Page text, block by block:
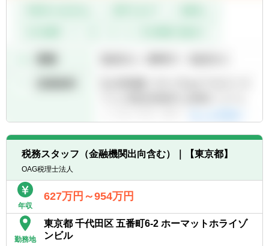
税務スタッフ（金融機関出向含む）｜【東京都】
OAG税理士法人
年収
627万円～954万円
勤務地
東京都 千代田区 五番町6-2 ホーマットホライゾ
ンビル